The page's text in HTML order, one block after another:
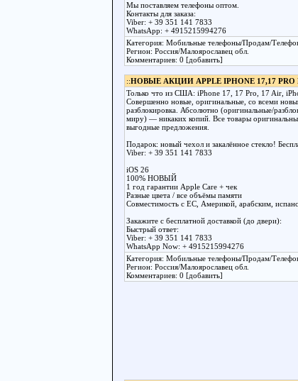
Мы поставляем телефоны оптом.
Контакты для заказа:
Viber: + 39 351 141 7833
WhatsApp: + 4915215994276
Категория: Мобильные телефоны/Продам/
Регион: Россия/Малоярославец обл.
Комментариев: 0 [добавить]
::НОВЫЕ АКЦИИ APPLE IPHONE 17,17
Только что из США: iPhone 17, 17 Pro, 17 Air,
Совершенно новые, оригинальные, со всеми
разблокировка. Абсолютно (оригинальные/
миру) — никаких копий. Все товары
выгодные предложения.
Подарок: новый чехол и закалённое стекло!
Viber: + 39 351 141 7833
iOS 26
100% НОВЫЙ
1 год гарантии Apple Care + чек
Разные цвета / все объёмы памяти
Совместимость с ЕС, Америкой, арабским,
Закажите с бесплатной доставкой (до двери):
Быстрый ответ:
Viber: + 39 351 141 7833
WhatsApp Now: + 4915215994276
Категория: Мобильные телефоны/Продам/
Регион: Россия/Малоярославец обл.
Комментариев: 0 [добавить]